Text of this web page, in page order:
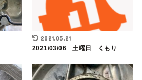
2021.05.21
2021/03/06 土曜日 くもり